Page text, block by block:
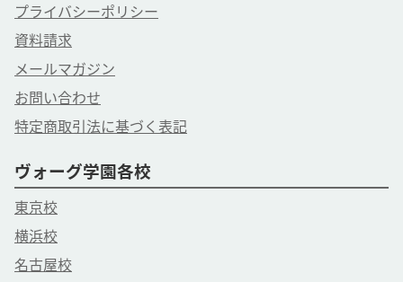
プライバシーポリシー
資料請求
メールマガジン
お問い合わせ
特定商取引法に基づく表記
ヴォーグ学園各校
東京校
横浜校
名古屋校